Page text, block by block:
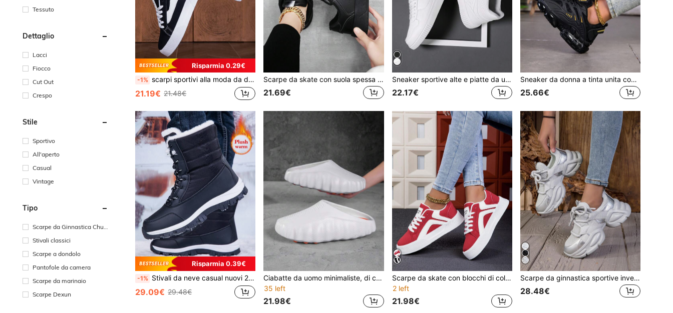
Tessuto
Dettaglio
Lacci
Fiocco
Cut Out
Crespo
Stile
Sportivo
All'aperto
Casual
Vintage
Tipo
Scarpe da Ginnastica Chun
Stivali classici
Scarpe a dondolo
Pantofole da camera
Scarpe da marinaio
Scarpe Dexun
Risparmia 0.29€
-1% scarpi sportivi alla moda da donna per l'autunno/inverno con design a contrasto di colore, traspiranti, con suola platform spessa, adatte per molteplici occasioni
21.19€ 21.48€
Scarpe da skate con suola spessa da donna per l'autunno/inverno, sneaker in pelle nera con lacci a motivo di lettere, scarpe sportive da esterno a punta tonda per taglie forti
21.69€
Sneaker sportive alte e piatte da uomo, scarpe da skate all'aperto con lacci semplici, nuove calzature casual 2024 per uomo, scarpe da allenamento, appuntamenti, tutte le stagioni
22.17€
Sneaker da donna a tinta unita con tomaia bassa, scarpe casual resistenti, tomaia comoda e suola resistente all'usura, adatte per uso casual, studenti e adolescenti
25.66€
Risparmia 0.39€
-1% Stivali da neve casual nuovi 2024 da uomo, scarpe da trekking, stivali con suola spessa per esterni, stivali alti stringati caldi con fodera morbida, adatti per passeggiate, corsa, trekking all'aperto in autunno e inverno, stivali con pelliccia
29.09€ 29.48€
Ciabatte da uomo minimaliste, di colore unito, con suola morbida e confortevole, leggere e traspiranti, adatte per spiaggia e piscina
35 left
21.98€
Scarpe da skate con blocchi di colore da donna per autunno/inverno, sneaker casual stringate da esterno, scarpe sportive basse e confortevoli
2 left
21.98€
Scarpe da ginnastica sportive invernali da donna in rete a tinta unita, con lacci, traspiranti, con suola spessa e chunky
28.48€